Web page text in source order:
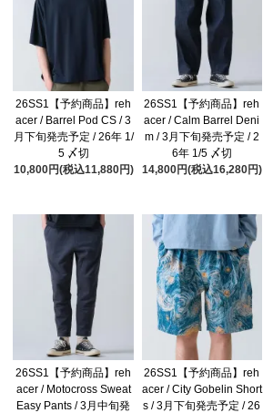
26SS1【予約商品】reh
acer / Barrel Pod CS / 3
月下旬発売予定 / 26年 1/
5 〆切
10,800円(税込11,880円)
26SS1【予約商品】reh
acer / Calm Barrel Deni
m / 3月下旬発売予定 / 2
6年 1/5 〆切
14,800円(税込16,280円)
26SS1【予約商品】reh
acer / Motocross Sweat
Easy Pants / 3月中旬発
26SS1【予約商品】reh
acer / City Gobelin Short
s / 3月下旬発売予定 / 26